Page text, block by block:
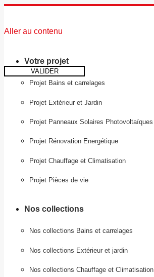
Aller au contenu
Votre projet
Projet Bains et carrelages
Projet Extérieur et Jardin
Projet Panneaux Solaires Photovoltaïques
Projet Rénovation Energétique
Projet Chauffage et Climatisation
Projet Pièces de vie
Nos collections
Nos collections Bains et carrelages
Nos collections Extérieur et jardin
Nos collections Chauffage et Climatisation
VALIDER